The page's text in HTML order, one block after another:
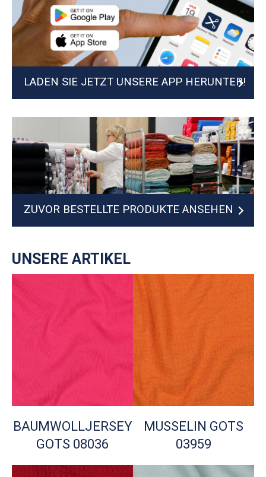
LADEN SIE JETZT UNSERE APP HERUNTER!
ZUVOR BESTELLTE PRODUKTE ANSEHEN
UNSERE ARTIKEL
BAUMWOLLJERSEY
GOTS 08036
MUSSELIN GOTS
03959